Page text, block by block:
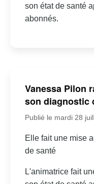
son état de santé
abonnés.
Vanessa Pilon
son diagnostic
Publié le mardi 28
Elle fait une mise
de santé
L'animatrice fait